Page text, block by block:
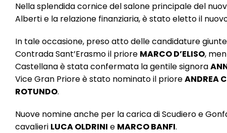
Nella splendida cornice del salone principale del
Alberti e la relazione finanziaria, è stato eletto il
In tale occasione, preso atto delle candidature
Contrada Sant’Erasmo il priore MARCO D’ELISO,
Castellana è stata confermata la gentile signora
Vice Gran Priore è stato nominato il prioreANDREA
ROTUNDO.
Nuove nomine anche per la carica di Scudiero e
cavalieri LUCA OLDRINI e MARCO BANFI.